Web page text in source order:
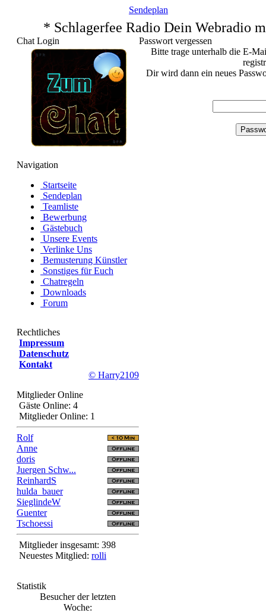
Sendeplan
* Schlagerfee Radio Dein Webradio
Chat Login
Navigation
Startseite
Sendeplan
Teamliste
Bewerbung
Gästebuch
Unsere Events
Verlinke Uns
Bemusterung Künstler
Sonstiges für Euch
Chatregeln
Downloads
Forum
Rechtliches
Impressum
Datenschutz
Kontakt
© Harry2109
Mitglieder Online
Gäste Online: 4
Mitglieder Online: 1
Rolf
Anne
doris
Juergen Schw...
ReinhardS
hulda_bauer
SieglindeW
Guenter
Tschoessi
Mitglieder insgesamt: 398
Neuestes Mitglied: rolli
Statistik
Besucher der letzten
Woche:
Passwort vergessen
Bitte trage unterhalb die E-
Dir wird dann ein neues